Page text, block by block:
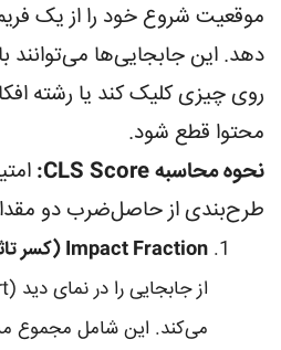
موقعیت شروع خود را از یک
دهد. این جابجایی‌ها می‌توانند
روی چیزی کلیک کند یا رشته
محتوا قطع شود.
نحوه محاسبه CLS Score:
طرح‌بندی از حاصل‌ضرب دو
Impact Fraction (کسر تاثیر):
می‌کند. این شامل مجموع